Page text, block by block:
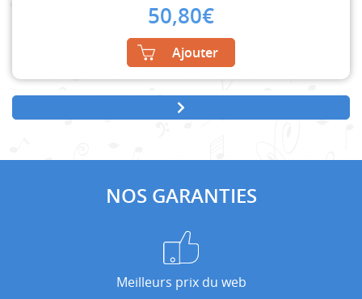
50,80€
Ajouter
NOS GARANTIES
Meilleurs prix du web